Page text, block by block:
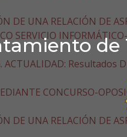
de
DE UNA RELACIÓN DE
SERVICIO
Resultados
CONCURSO-
DE UNA RELACIÓN DE